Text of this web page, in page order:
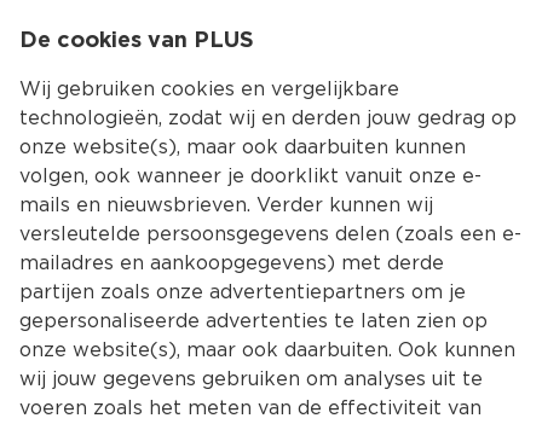
Kies jouw
Terug Producten
De cookies van PLUS
Wij gebruiken cookies en vergelijkbare
technologieën, zodat wij en derden jouw gedrag op
onze website(s), maar ook daarbuiten kunnen
volgen, ook wanneer je doorklikt vanuit onze e-
mails en nieuwsbrieven. Verder kunnen wij
versleutelde persoonsgegevens delen (zoals een e-
mailadres en aankoopgegevens) met derde
partijen zoals onze advertentiepartners om je
gepersonaliseerde advertenties te laten zien op
onze website(s), maar ook daarbuiten. Ook kunnen
wij jouw gegevens gebruiken om analyses uit te
voeren zoals het meten van de effectiviteit van